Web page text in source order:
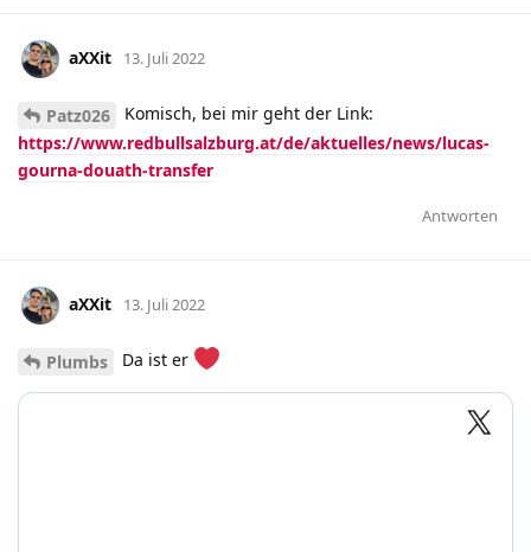
aXXit 13. Juli 2022
Patz026
Komisch, bei mir geht der Link:
https://www.redbullsalzburg.at/de/aktuelles/news/lucas-
gourna-douath-transfer
Antworten
aXXit 13. Juli 2022
Plumbs Da ist er